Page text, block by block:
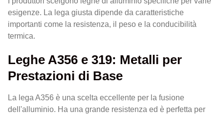
esigenze. La lega giusta dipende da caratteristiche
importanti come la resistenza, il peso e la conducibilità
termica.
Leghe A356 e 319: Metalli per
Prestazioni di Base
La lega A356 è una scelta eccellente per la fusione
dell'alluminio. Ha una grande resistenza ed è perfetta per